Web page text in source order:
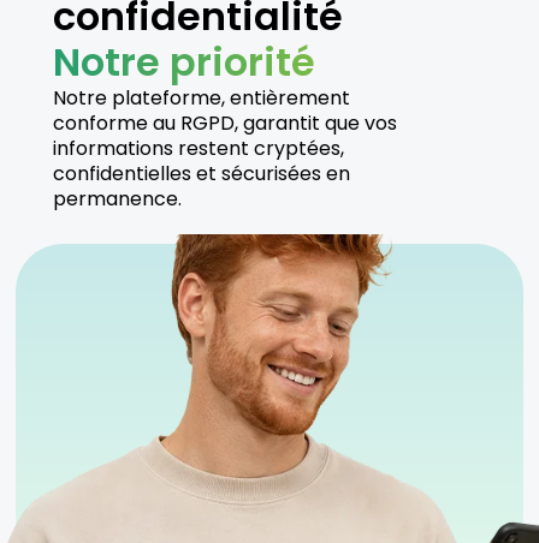
confidentialité
Notre priorité
Notre plateforme, entièrement
conforme au RGPD, garantit que vos
informations restent cryptées,
confidentielles et sécurisées en
permanence.